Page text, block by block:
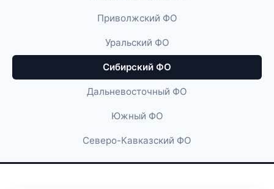
Приволжский ФО
Уральский ФО
Сибирский ФО
Дальневосточный ФО
Южный ФО
Северо-Кавказский ФО